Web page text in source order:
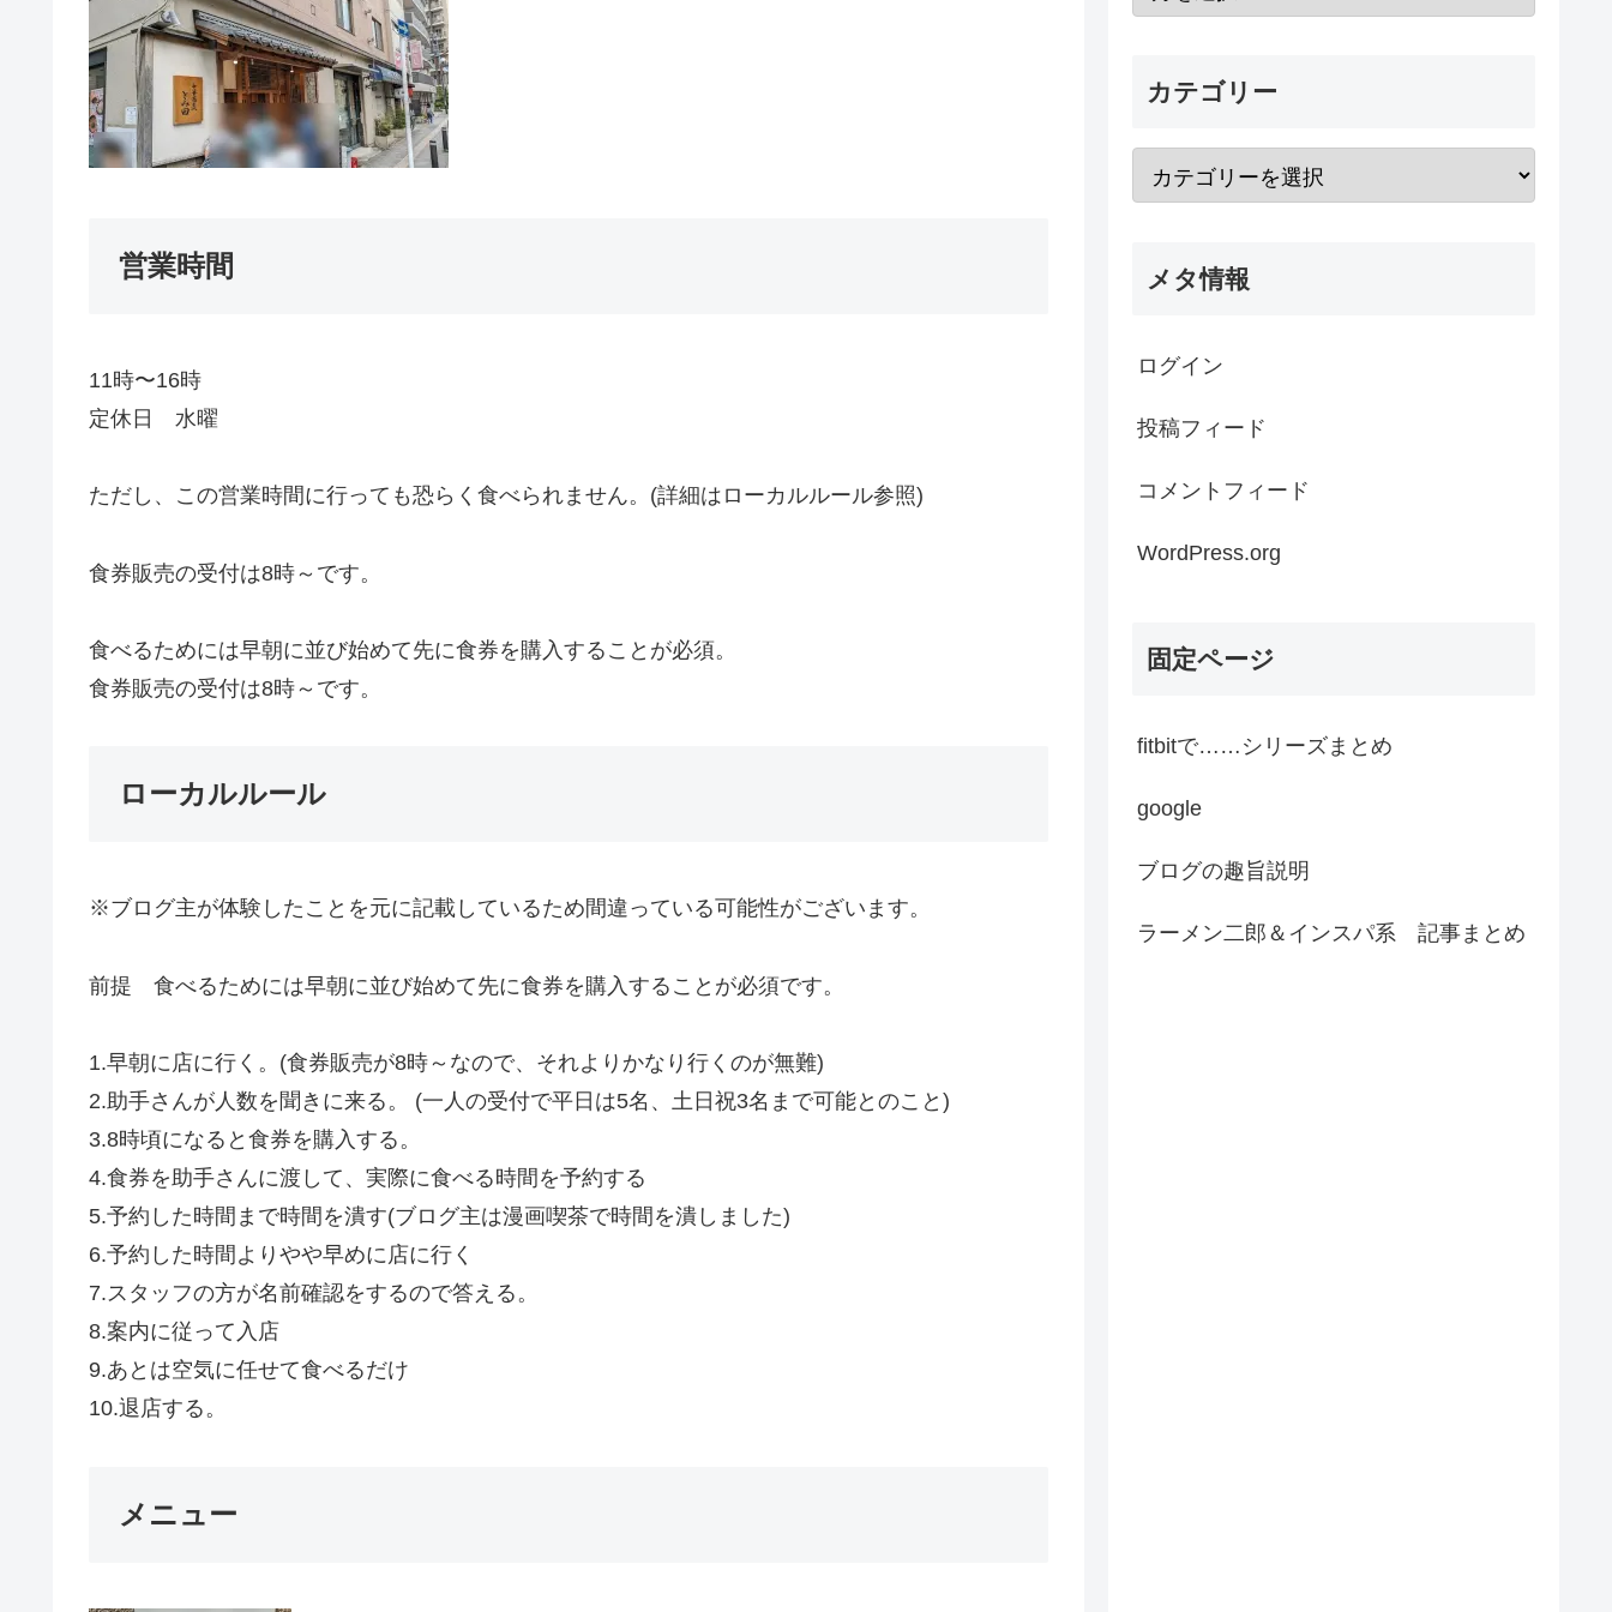
営業時間
11時〜16時
定休日 水曜
ただし、この営業時間に行っても恐らく食べられません。(詳細はローカルルール参照)
食券販売の受付は8時～です。
食べるためには早朝に並び始めて先に食券を購入することが必須。
食券販売の受付は8時～です。
ローカルルール
※ブログ主が体験したことを元に記載しているため間違っている可能性がございます。
前提 食べるためには早朝に並び始めて先に食券を購入することが必須です。
1.早朝に店に行く。(食券販売が8時～なので、それよりかなり行くのが無難)
2.助手さんが人数を聞きに来る。 (一人の受付で平日は5名、土日祝3名まで可能とのこと)
3.8時頃になると食券を購入する。
4.食券を助手さんに渡して、実際に食べる時間を予約する
5.予約した時間まで時間を潰す(ブログ主は漫画喫茶で時間を潰しました)
6.予約した時間よりやや早めに店に行く
7.スタッフの方が名前確認をするので答える。
8.案内に従って入店
9.あとは空気に任せて食べるだけ
10.退店する。
メニュー
カテゴリー
メタ情報
ログイン
投稿フィード
コメントフィード
WordPress.org
固定ページ
fitbitで……シリーズまとめ
google
ブログの趣旨説明
ラーメン二郎＆インスパ系 記事まとめ